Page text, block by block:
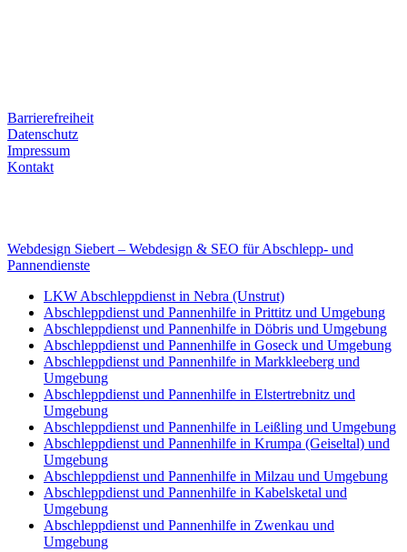
Barrierefreiheit
Datenschutz
Impressum
Kontakt
Webdesign Siebert – Webdesign & SEO für Abschlepp- und
Pannendienste
LKW Abschleppdienst in Nebra (Unstrut)
Abschleppdienst und Pannenhilfe in Prittitz und Umgebung
Abschleppdienst und Pannenhilfe in Döbris und Umgebung
Abschleppdienst und Pannenhilfe in Goseck und Umgebung
Abschleppdienst und Pannenhilfe in Markkleeberg und
Umgebung
Abschleppdienst und Pannenhilfe in Elstertrebnitz und
Umgebung
Abschleppdienst und Pannenhilfe in Leißling und Umgebung
Abschleppdienst und Pannenhilfe in Krumpa (Geiseltal) und
Umgebung
Abschleppdienst und Pannenhilfe in Milzau und Umgebung
Abschleppdienst und Pannenhilfe in Kabelsketal und
Umgebung
Abschleppdienst und Pannenhilfe in Zwenkau und
Umgebung